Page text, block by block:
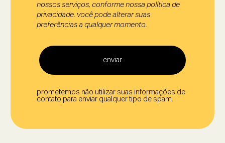
nossos serviços, conforme nossa política de
privacidade. você pode alterar suas
preferências a qualquer momento.
enviar
prometemos não utilizar suas informações de
contato para enviar qualquer tipo de spam.